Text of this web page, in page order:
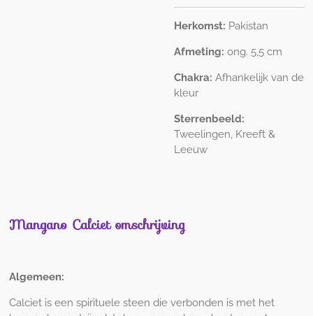
Herkomst: Pakistan
Afmeting: ong. 5,5 cm
Chakra: Afhankelijk van de
kleur
Sterrenbeeld:
Tweelingen, Kreeft &
Leeuw
Mangano Calciet omschrijving
Algemeen:
Calciet is een spirituele steen die verbonden is met het